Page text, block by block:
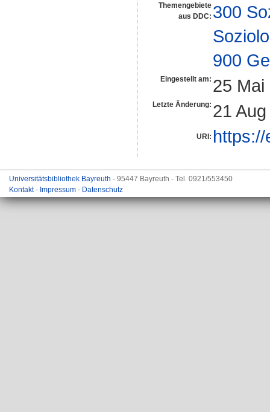
Themengebiete
aus DDC: 300
900
Eingestellt am: 25 Mai
Letzte Änderung: 21
URI:
Universitätsbibliothek Bayreuth - 95447 Bayreuth - Tel. 0921/553450
Kontakt- Impressum - Datenschutz